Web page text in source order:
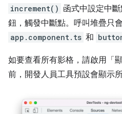
increment() 函式中設定中
鈕，觸發中斷點。呼叫堆疊只
app.component.ts 和
如要查看所有影格，請啟用「
前，開發人員工具預設會顯示所